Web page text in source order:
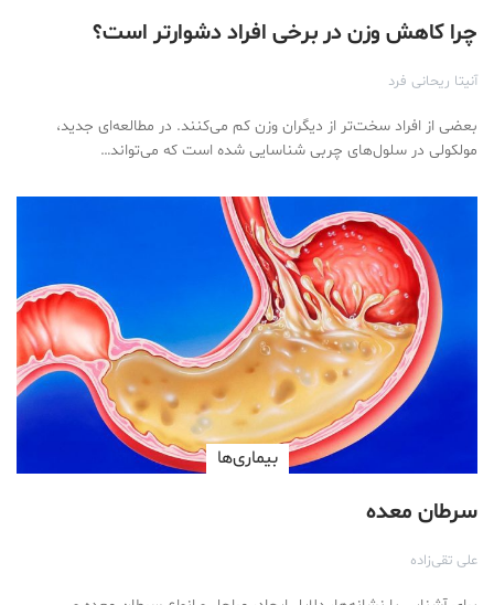
چرا کاهش وزن در برخی افراد دشوارتر است؟
آنیتا ریحانی فرد
بعضی از افراد سخت‌تر از دیگران وزن کم می‌کنند. در مطالعه‌ای جدید،
مولکولی در سلول‌های چربی شناسایی شده است که می‌تواند…
بیماری‌ها
سرطان معده
علی تقی‌زاده